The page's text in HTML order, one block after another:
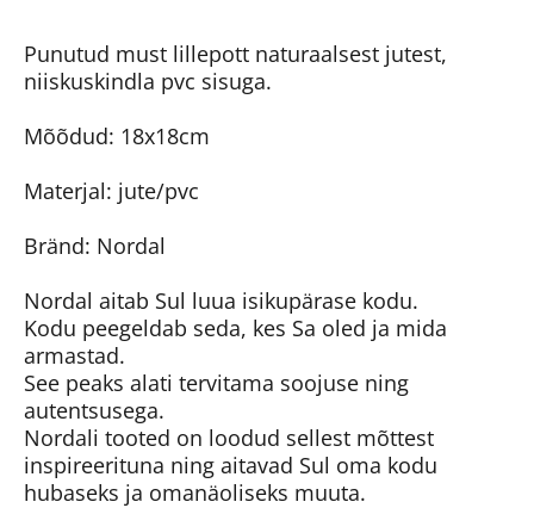
Punutud must lillepott naturaalsest jutest,
niiskuskindla pvc sisuga.
Mõõdud: 18x18cm
Materjal: jute/pvc
Bränd: Nordal
Nordal aitab Sul luua isikupärase kodu.
Kodu peegeldab seda, kes Sa oled ja mida
armastad.
See peaks alati tervitama soojuse ning
autentsusega.
Nordali tooted on loodud sellest mõttest
inspireerituna ning aitavad Sul oma kodu
hubaseks ja omanäoliseks muuta.